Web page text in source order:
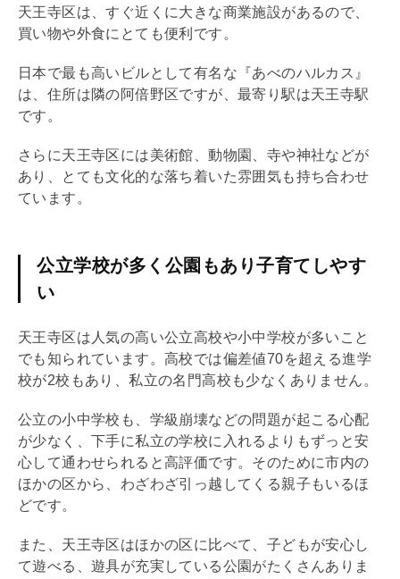
天王寺区は、すぐ近くに大きな商業施設があるので、
買い物や外食にとても便利です。
日本で最も高いビルとして有名な『あべのハルカス』
は、住所は隣の阿倍野区ですが、最寄り駅は天王寺駅
です。
さらに天王寺区には美術館、動物園、寺や神社などが
あり、とても文化的な落ち着いた雰囲気も持ち合わせ
ています。
公立学校が多く公園もあり子育てしやす
い
天王寺区は人気の高い公立高校や小中学校が多いこと
でも知られています。高校では偏差値70を超える進学
校が2校もあり、私立の名門高校も少なくありません。
公立の小中学校も、学級崩壊などの問題が起こる心配
が少なく、下手に私立の学校に入れるよりもずっと安
心して通わせられると高評価です。そのために市内の
ほかの区から、わざわざ引っ越してくる親子もいるほ
どです。
また、天王寺区はほかの区に比べて、子どもが安心し
て遊べる、遊具が充実している公園がたくさんありま